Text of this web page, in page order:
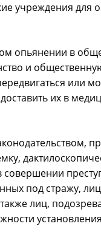
учреждения для
опьянении в
и
или
их в
под стражу,
лиц,